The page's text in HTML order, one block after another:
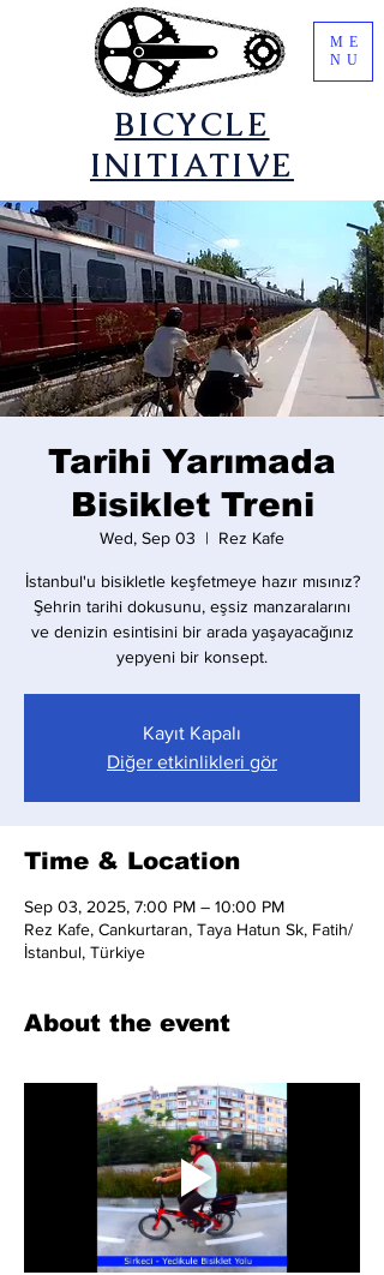
​BICYCLE
INITIATIVE
ME
NU
Tarihi Yarımada
Bisiklet Treni
Wed, Sep 03
  |
Rez Kafe
İstanbul'u bisikletle keşfetmeye hazır mısınız?
Şehrin tarihi dokusunu, eşsiz manzaralarını
ve denizin esintisini bir arada yaşayacağınız
yepyeni bir konsept.
Kayıt Kapalı
Diğer etkinlikleri gör
Time & Location
Sep 03, 2025, 7:00 PM – 10:00 PM
Rez Kafe, Cankurtaran, Taya Hatun Sk, Fatih/
İstanbul, Türkiye
About the event